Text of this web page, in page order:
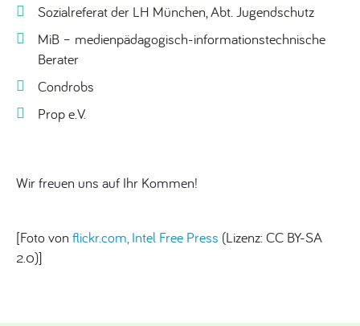
Sozialreferat der LH München, Abt. Jugendschutz
MiB – medienpädagogisch-informationstechnische
Berater
Condrobs
Prop e.V.
Wir freuen uns auf Ihr Kommen!
[Foto von flickr.com, Intel Free Press (Lizenz: CC BY-SA
2.0)]